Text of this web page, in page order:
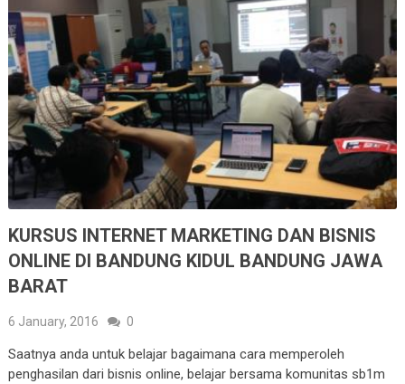
KURSUS INTERNET MARKETING DAN BISNIS
ONLINE DI BANDUNG KIDUL BANDUNG JAWA
BARAT
6 January, 2016 0
Saatnya anda untuk belajar bagaimana cara memperoleh
penghasilan dari bisnis online, belajar bersama komunitas sb1m